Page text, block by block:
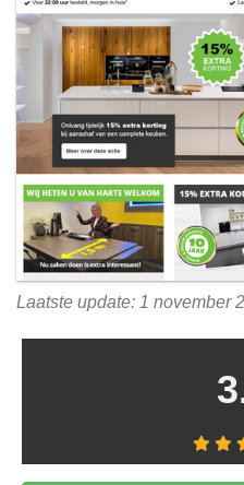
Laatste update: 1 november